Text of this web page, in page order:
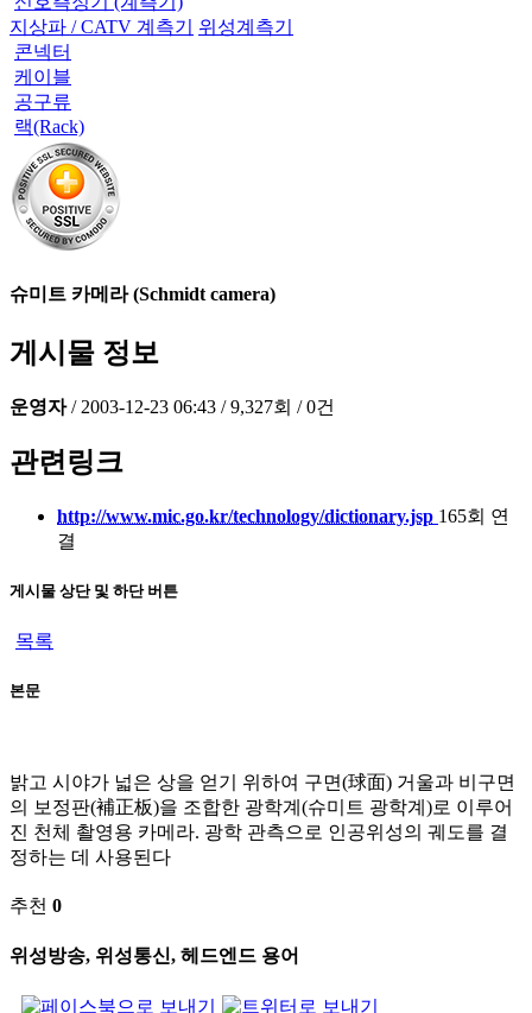
지상파 / CATV 계측기
위성계측기
콘넥터
케이블
공구류
랙(Rack)
슈미트 카메라 (Schmidt camera)
게시물 정보
운영자 / 2003-12-23 06:43 / 9,327회 / 0건
관련링크
http://www.mic.go.kr/technology/dictionary.jsp 165회 연
결
게시물 상단 및 하단 버튼
목록
본문
밝고 시야가 넓은 상을 얻기 위하여 구면(球面) 거울과 비구면
의 보정판(補正板)을 조합한 광학계(슈미트 광학계)로 이루어
진 천체 촬영용 카메라. 광학 관측으로 인공위성의 궤도를 결
정하는 데 사용된다
추천 0
위성방송, 위성통신, 헤드엔드 용어